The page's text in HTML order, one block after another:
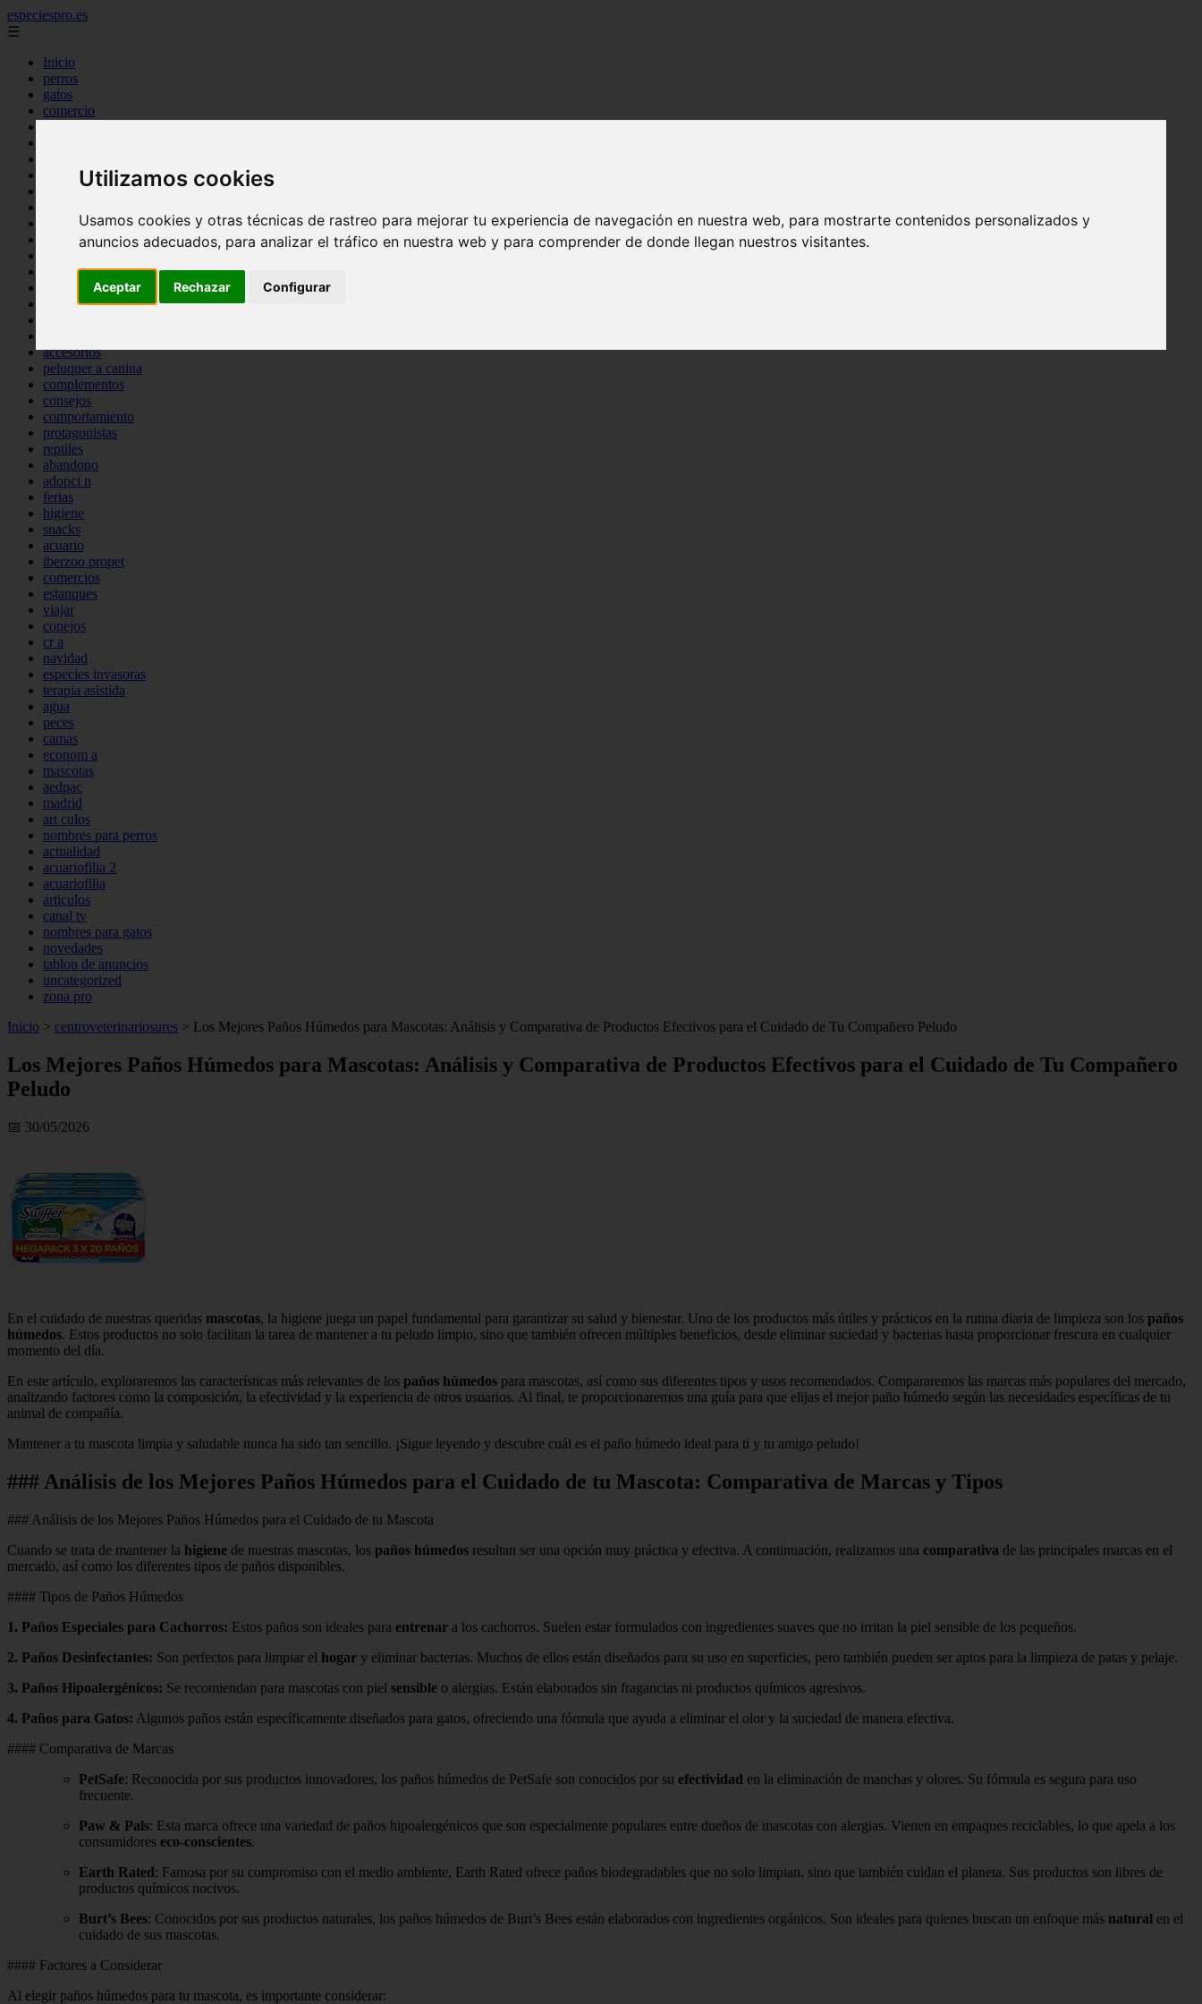
Utilizamos cookies
Usamos cookies y otras técnicas de rastreo para mejorar tu experiencia de navegación en nuestra web, para mostrarte contenidos personalizados y
anuncios adecuados, para analizar el tráfico en nuestra web y para comprender de donde llegan nuestros visitantes.
Aceptar Rechazar Configurar
especiespro.es
☰
Inicio
perros
gatos
comercio
tenencia responsable
mantenimiento
bienestar
peque os mam feros
verano
accesorios
peluquer a canina
complementos
consejos
comportamiento
protagonistas
reptiles
abandono
adopci n
ferias
higiene
snacks
acuario
iberzoo propet
comercios
estanques
viajar
conejos
cr a
navidad
especies invasoras
terapia asistida
agua
peces
camas
econom a
mascotas
aedpac
madrid
art culos
nombres para perros
actualidad
acuariofilia 2
acuariofilia
articulos
canal tv
nombres para gatos
novedades
tablon de anuncios
uncategorized
zona pro
Inicio > centroveterinariosures > Los Mejores Paños Húmedos para Mascotas: Análisis y Comparativa de Productos Efectivos para el Cuidado de Tu Compañero Peludo
Los Mejores Paños Húmedos para Mascotas: Análisis y Comparativa de Productos Efectivos para el Cuidado de Tu Compañero
Peludo
📅 30/05/2026
En el cuidado de nuestras queridas mascotas, la higiene juega un papel fundamental para garantizar su salud y bienestar. Uno de los productos más útiles y prácticos en la rutina diaria de limpieza son los paños
húmedos. Estos productos no solo facilitan la tarea de mantener a tu peludo limpio, sino que también ofrecen múltiples beneficios, desde eliminar suciedad y bacterias hasta proporcionar frescura en cualquier
momento del día.
En este artículo, exploraremos las características más relevantes de los paños húmedos para mascotas, así como sus diferentes tipos y usos recomendados. Compararemos las marcas más populares del mercado,
analizando factores como la composición, la efectividad y la experiencia de otros usuarios. Al final, te proporcionaremos una guía para que elijas el mejor paño húmedo según las necesidades específicas de tu
animal de compañía.
Mantener a tu mascota limpia y saludable nunca ha sido tan sencillo. ¡Sigue leyendo y descubre cuál es el paño húmedo ideal para ti y tu amigo peludo!
### Análisis de los Mejores Paños Húmedos para el Cuidado de tu Mascota: Comparativa de Marcas y Tipos
### Análisis de los Mejores Paños Húmedos para el Cuidado de tu Mascota
Cuando se trata de mantener la higiene de nuestras mascotas, los paños húmedos resultan ser una opción muy práctica y efectiva. A continuación, realizamos una comparativa de las principales marcas en el
mercado, así como los diferentes tipos de paños disponibles.
#### Tipos de Paños Húmedos
1. Paños Especiales para Cachorros: Estos paños son ideales para entrenar a los cachorros. Suelen estar formulados con ingredientes suaves que no irritan la piel sensible de los pequeños.
2. Paños Desinfectantes: Son perfectos para limpiar el hogar y eliminar bacterias. Muchos de ellos están diseñados para su uso en superficies, pero también pueden ser aptos para la limpieza de patas y pelaje.
3. Paños Hipoalergénicos: Se recomiendan para mascotas con piel sensible o alergias. Están elaborados sin fragancias ni productos químicos agresivos.
4. Paños para Gatos: Algunos paños están específicamente diseñados para gatos, ofreciendo una fórmula que ayuda a eliminar el olor y la suciedad de manera efectiva.
#### Comparativa de Marcas
PetSafe: Reconocida por sus productos innovadores, los paños húmedos de PetSafe son conocidos por su efectividad en la eliminación de manchas y olores. Su fórmula es segura para uso
frecuente.
Paw & Pals: Esta marca ofrece una variedad de paños hipoalergénicos que son especialmente populares entre dueños de mascotas con alergias. Vienen en empaques reciclables, lo que apela a los
consumidores eco-conscientes.
Earth Rated: Famosa por su compromiso con el medio ambiente, Earth Rated ofrece paños biodegradables que no solo limpian, sino que también cuidan el planeta. Sus productos son libres de
productos químicos nocivos.
Burt’s Bees: Conocidos por sus productos naturales, los paños húmedos de Burt’s Bees están elaborados con ingredientes orgánicos. Son ideales para quienes buscan un enfoque más natural en el
cuidado de sus mascotas.
#### Factores a Considerar
Al elegir paños húmedos para tu mascota, es importante considerar: